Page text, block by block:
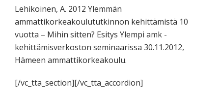
Lehikoinen, A. 2012 Ylemmän
ammattikorkeakoulututkinnon kehittämistä 10
vuotta – Mihin sitten? Esitys Ylempi amk -
kehittämisverkoston seminaarissa 30.11.2012,
Hämeen ammattikorkeakoulu.
[/vc_tta_section][/vc_tta_accordion]